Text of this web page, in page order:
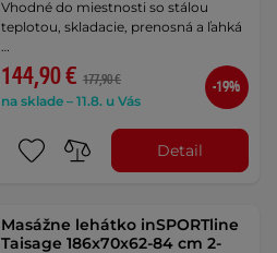
Vhodné do miestnosti so stálou
teplotou, skladacie, prenosná a ľahká
…
144,90 € 177,90 €
na sklade – 11.8. u Vás
-19%
Detail
Masážne lehátko inSPORTline
Taisage 186x70x62-84 cm 2-